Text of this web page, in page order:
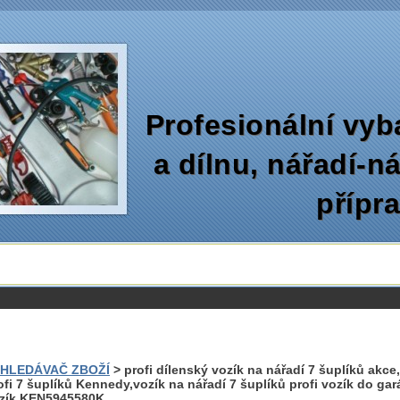
Profesionální
a dílnu‚ nářadí-
ZBOŽÍ > profi dílenský vozík na nářadí 7 šuplíků
7 šuplíků Kennedy,vozík na nářadí 7 šuplíků profi vozík do